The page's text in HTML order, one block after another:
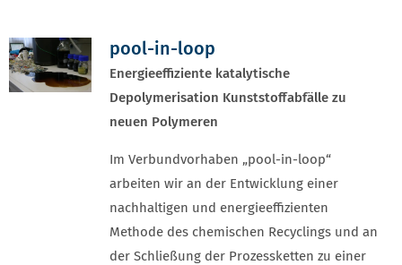
pool-in-loop
Energieeffiziente katalytische
Depolymerisation Kunststoffabfälle zu
neuen Polymeren
Im Verbundvorhaben „pool-in-loop“
arbeiten wir an der Entwicklung einer
nachhaltigen und energieeffizienten
Methode des chemischen Recyclings und an
der Schließung der Prozessketten zu einer